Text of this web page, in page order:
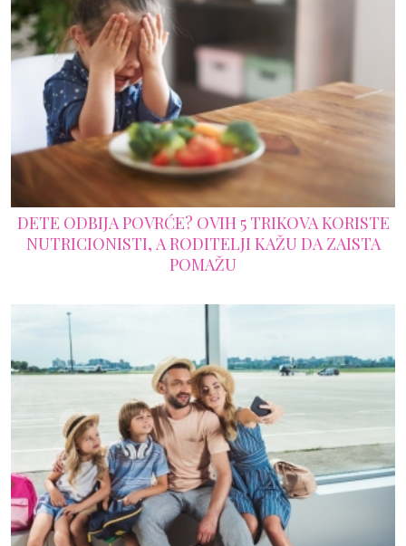
DETE ODBIJA POVRĆE? OVIH 5 TRIKOVA KORISTE
NUTRICIONISTI, A RODITELJI KAŽU DA ZAISTA
POMAŽU